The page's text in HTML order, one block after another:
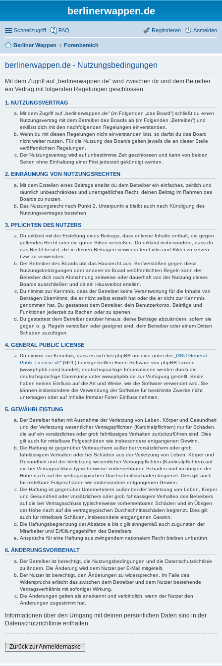
berlinerwappen.de
Schnellzugriff FAQ Anmelden
Registrieren
Berliner Wappen Forenbereich
berlinerwappen.de - Nutzungsbedingungen
Mit dem Zugriff auf „berlinerwappen.de“ wird zwischen dir und dem Betreiber
ein Vertrag mit folgenden Regelungen geschlossen:
1. NUTZUNGSVERTRAG
Mit dem Zugriff auf „berlinerwappen.de“ (im Folgenden „das Board“) schließt du einen
Nutzungsvertrag mit dem Betreiber des Boards ab (im Folgenden „Betreiber“) und
erklärst dich mit den nachfolgenden Regelungen einverstanden.
Wenn du mit diesen Regelungen nicht einverstanden bist, so darfst du das Board
nicht weiter nutzen. Für die Nutzung des Boards gelten jeweils die an dieser Stelle
veröffentlichten Regelungen.
Der Nutzungsvertrag wird auf unbestimmte Zeit geschlossen und kann von beiden
Seiten ohne Einhaltung einer Frist jederzeit gekündigt werden.
2. EINRÄUMUNG VON NUTZUNGSRECHTEN
Mit dem Erstellen eines Beitrags erteilst du dem Betreiber ein einfaches, zeitlich und
räumlich unbeschränktes und unentgeltliches Recht, deinen Beitrag im Rahmen des
Boards zu nutzen.
Das Nutzungsrecht nach Punkt 2, Unterpunkt a bleibt auch nach Kündigung des
Nutzungsvertrages bestehen.
3. PFLICHTEN DES NUTZERS
Du erklärst mit der Erstellung eines Beitrags, dass er keine Inhalte enthält, die gegen
geltendes Recht oder die guten Sitten verstoßen. Du erklärst insbesondere, dass du
das Recht besitzt, die in deinen Beiträgen verwendeten Links und Bilder zu setzen
bzw. zu verwenden.
Der Betreiber des Boards übt das Hausrecht aus. Bei Verstößen gegen diese
Nutzungsbedingungen oder anderer im Board veröffentlichten Regeln kann der
Betreiber dich nach Abmahnung zeitweise oder dauerhaft von der Nutzung dieses
Boards ausschließen und dir ein Hausverbot erteilen.
Du nimmst zur Kenntnis, dass der Betreiber keine Verantwortung für die Inhalte von
Beiträgen übernimmt, die er nicht selbst erstellt hat oder die er nicht zur Kenntnis
genommen hat. Du gestattest dem Betreiber, dein Benutzerkonto, Beiträge und
Funktionen jederzeit zu löschen oder zu sperren.
Du gestattest dem Betreiber darüber hinaus, deine Beiträge abzuändern, sofern sie
gegen o. g. Regeln verstoßen oder geeignet sind, dem Betreiber oder einem Dritten
Schaden zuzufügen.
4. GENERAL PUBLIC LICENSE
Du nimmst zur Kenntnis, dass es sich bei phpBB um eine unter der „ GNU General
Public License v2“ (GPL) bereitgestellten Foren-Software von phpBB Limited
(www.phpbb.com) handelt; deutschsprachige Informationen werden durch die
deutschsprachige Community unter www.phpbb.de zur Verfügung gestellt. Beide
haben keinen Einfluss auf die Art und Weise, wie die Software verwendet wird. Sie
können insbesondere die Verwendung der Software für bestimmte Zwecke nicht
untersagen oder auf Inhalte fremder Foren Einfluss nehmen.
5. GEWÄHRLEISTUNG
Der Betreiber haftet mit Ausnahme der Verletzung von Leben, Körper und Gesundheit
und der Verletzung wesentlicher Vertragspflichten (Kardinalpflichten) nur für Schäden,
die auf ein vorsätzliches oder grob fahrlässiges Verhalten zurückzuführen sind. Dies
gilt auch für mittelbare Folgeschäden wie insbesondere entgangenen Gewinn.
Die Haftung ist gegenüber Verbrauchern außer bei vorsätzlichem oder grob
fahrlässigem Verhalten oder bei Schäden aus der Verletzung von Leben, Körper und
Gesundheit und der Verletzung wesentlicher Vertragspflichten (Kardinalpflichten) auf
die bei Vertragsschluss typischerweise vorhersehbaren Schäden und im übrigen der
Höhe nach auf die vertragstypischen Durchschnittsschäden begrenzt. Dies gilt auch
für mittelbare Folgeschäden wie insbesondere entgangenen Gewinn.
Die Haftung ist gegenüber Unternehmern außer bei der Verletzung von Leben, Körper
und Gesundheit oder vorsätzlichem oder grob fahrlässigem Verhalten des Betreibers
auf die bei Vertragsschluss typischerweise vorhersehbaren Schäden und im Übrigen
der Höhe nach auf die vertragstypischen Durchschnittsschäden begrenzt. Dies gilt
auch für mittelbare Schäden, insbesondere entgangenen Gewinn.
Die Haftungsbegrenzung der Absätze a bis c gilt sinngemäß auch zugunsten der
Mitarbeiter und Erfüllungsgehilfen des Betreibers.
Ansprüche für eine Haftung aus zwingendem nationalem Recht bleiben unberührt.
6. ÄNDERUNGSVORBEHALT
Der Betreiber ist berechtigt, die Nutzungsbedingungen und die Datenschutzrichtlinie
zu ändern. Die Änderung wird dem Nutzer per E-Mail mitgeteilt.
Der Nutzer ist berechtigt, den Änderungen zu widersprechen. Im Falle des
Widerspruchs erlischt das zwischen dem Betreiber und dem Nutzer bestehende
Vertragsverhältnis mit sofortiger Wirkung.
Die Änderungen gelten als anerkannt und verbindlich, wenn der Nutzer den
Änderungen zugestimmt hat.
Informationen über den Umgang mit deinen persönlichen Daten sind in der
Datenschutzrichtlinie enthalten.
Zurück zur Anmeldemaske